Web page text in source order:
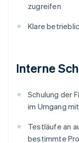
zugreifen
Klare
Interne
Schulung der
im Umgang
Testläufe an
bestimmte